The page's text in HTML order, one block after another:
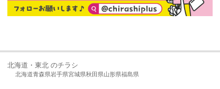
北海道・東北 のチラシ
北海道青森県岩手県宮城県秋田県山形県福島県